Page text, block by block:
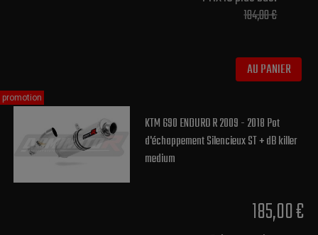
184,00 €
AU PANIER
KTM 690 ENDURO R 2009 - 2018 Pot
d'échappement Silencieux ST + dB killer
medium
185,00 €
promotion